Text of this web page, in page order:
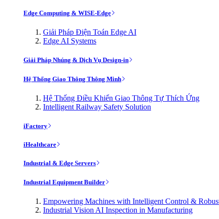
Edge Computing & WISE-Edge
Giải Pháp Điện Toán Edge AI
Edge AI Systems
Giải Pháp Nhúng & Dịch Vụ Design-in
Hệ Thống Giao Thông Thông Minh
Hệ Thống Điều Khiển Giao Thông Tự Thích Ứng
Intelligent Railway Safety Solution
iFactory
iHealthcare
Industrial & Edge Servers
Industrial Equipment Builder
Empowering Machines with Intelligent Control &
Industrial Vision AI Inspection in Manufacturing